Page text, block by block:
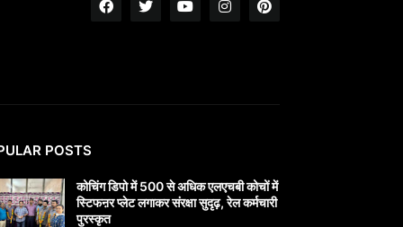
POSTS
कोचिंग डिपो में 500 से अधिक एलएचबी कोचों में
स्टिफऩर प्लेट लगाकर संरक्षा सुदृढ़, रेल कर्मचारी
पुरस्कृत